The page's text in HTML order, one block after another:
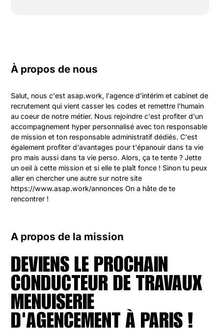
À propos de nous
Salut, nous c'est asap.work, l'agence d'intérim et cabinet de
recrutement qui vient casser les codes et remettre l'humain
au coeur de notre métier. Nous rejoindre c'est profiter d'un
accompagnement hyper personnalisé avec ton responsable
de mission et ton responsable administratif dédiés. C'est
également profiter d'avantages pour t'épanouir dans ta vie
pro mais aussi dans ta vie perso. Alors, ça te tente ? Jette
un oeil à cette mission et si elle te plaît fonce ! Sinon tu peux
aller en chercher une autre sur notre site
https://www.asap.work/annonces On a hâte de te
rencontrer !
A propos de la mission
DEVIENS LE PROCHAIN
CONDUCTEUR DE TRAVAUX
MENUISERIE
D'AGENCEMENT À PARIS !